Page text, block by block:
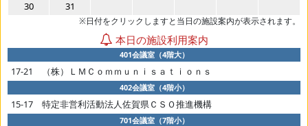
30
31
※日付をクリックしますと当日の施設案内が表示されます。
本日の施設利用案内
401会議室（4階大）
17-21 （株）ＬＭＣｏｍｍｕｎｉｓａｔｉｏｎｓ
402会議室（4階小）
15-17 特定非営利活動法人佐賀県ＣＳＯ推進機構
701会議室（7階小）